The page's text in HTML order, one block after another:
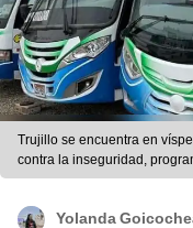
Trujillo se encuentra en
contra la inseguridad,
Goicochea/La República
Yolanda